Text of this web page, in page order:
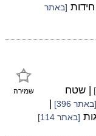
[באתר
שמירה
| שטח
[באתר 396]
|
[באתר 114]